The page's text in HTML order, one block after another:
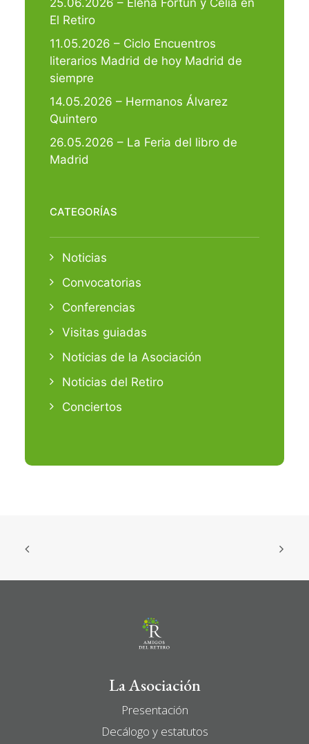
El Retiro
11.05.2026 – Ciclo Encuentros
literarios Madrid de hoy Madrid de
siempre
14.05.2026 – Hermanos Álvarez
Quintero
26.05.2026 – La Feria del libro de
Madrid
CATEGORÍAS
Noticias
Convocatorias
Conferencias
Visitas guiadas
Noticias de la Asociación
Noticias del Retiro
Conciertos
La Asociación
Presentación
Decálogo y estatutos